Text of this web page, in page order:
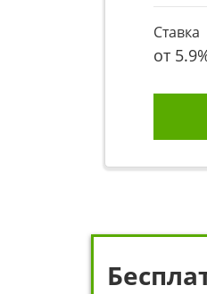
Ставка
от 5.9